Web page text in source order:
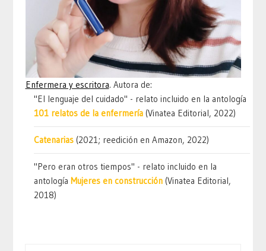
Enfermera y escritora. Autora de:
"El lenguaje del cuidado" - relato incluido en la antología
101 relatos de la enfermería (Vinatea Editorial, 2022)
Catenarias (2021; reedición en Amazon, 2022)
"Pero eran otros tiempos" - relato incluido en la
antologíaMujeres en construcción (Vinatea Editorial,
2018)